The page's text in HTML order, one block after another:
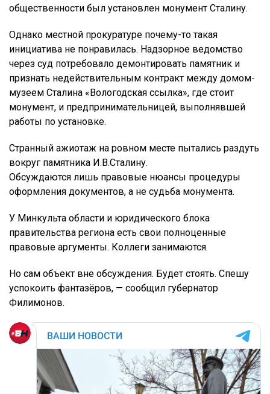
общественности был установлен монумент Сталину.
Однако местной прокуратуре почему-то такая
инициатива не понравилась. Надзорное ведомство
через суд потребовало демонтировать памятник и
признать недействительным контракт между домом-
музеем Сталина «Вологодская ссылка», где стоит
монумент, и предпринимательницей, выполнявшей
работы по установке.
Странный ажиотаж на ровном месте пытались раздуть
вокруг памятника И.В.Сталину.
Обсуждаются лишь правовые нюансы процедуры
оформления документов, а не судьба монумента.
У Минкульта области и юридического блока
правительства региона есть свои полноценные
правовые аргументы. Коллеги занимаются.
Но сам объект вне обсуждения. Будет стоять. Спешу
успокоить фантазёров, — сообщил губернатор
Филимонов.